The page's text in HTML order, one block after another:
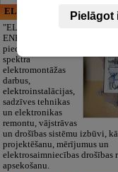
ELECTRIC ENERGY
"ELECTRIC
ENERGY Kandava"
piedāvā pilna
spektra
elektromontāžas
darbus,
elektroinstalācijas,
sadzīves tehnikas
un elektronikas
remontu, vājstrāvas
un drošības sistēmu izbūvi,
projektēšanu, mērījumus un
elektrosaimniecības drošības
apsekošanu.
Pielāgot